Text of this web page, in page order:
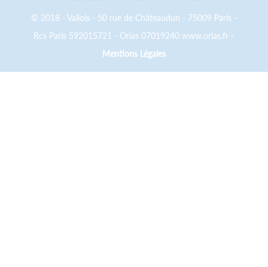
© 2018 - Vallois - 50 rue de Châteaudun - 75009 Paris -
Rcs Paris 592015721 - Orias 07019240 www.orias.fr -
Mentions Légales